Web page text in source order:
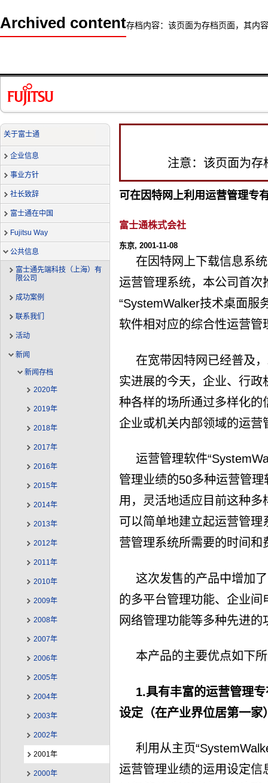
Archived content存档内容：该页面为存档页面，其内
关于富士通
企业信息
事业方针
社长致辞
富士通在中国
Fujitsu Way
公共信息
富士通先端科技（上海）有
限公司
成功案例
联系我们
活动
新闻
新闻存档
2020年
2019年
2018年
2017年
2016年
2015年
2014年
2013年
2012年
2011年
2010年
2009年
2008年
2007年
2006年
2005年
2004年
2003年
2002年
2001年
2000年
注意：该页面为
可在因特网上利用运营管理专
富士通株式会社
东京, 2001-11-08
在因特网上下载信息系
运营管理系统，本公司首
“SystemWalker技术桌面服
软件相对应的综合性运营管
在宽带因特网已经普及
实进展的今天，企业、行
种各样的场所通过多样化
企业或机关内部领域的运营
运营管理软件
管理业绩的50多种运营管
用，灵活地适应目前这种
可以简单地建立起运营管
营管理系统所需要的时间和
这次发售的产品中增加
的多平台管理功能、企业
网络管理功能等多种先进的
本产品的主要优点如下
1.具有丰富的运营管理
设定（在产业界位居第一家
利用从主页
运营管理业绩的运用设定